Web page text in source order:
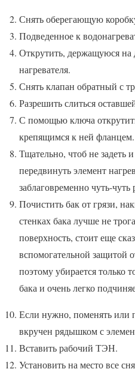
Снять оберегающую
Подведенное к
Открутить, держащуюся
нагревателя.
Снять клапан обратный с
Разрешить слиться
С помощью ключа
крепящимся к ней фланцем.
Тщательно, чтоб не задеть
передвинуть элемент
заблаговременно чуть-чуть
Почистить бак от грязи,
стенках бака лучше не
поверхность, стоит еще
вспомогательной защитой
поэтому убирается только
бака и очень легко
Если нужно, поменять или
вкручен рядышком с
Вставить рабочий ТЭН.
Установить на место все